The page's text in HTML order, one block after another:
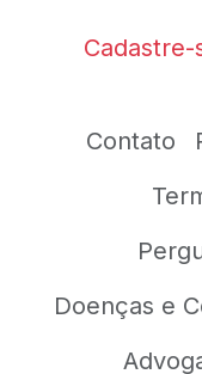
Cadastre-
Contato
Doenças e